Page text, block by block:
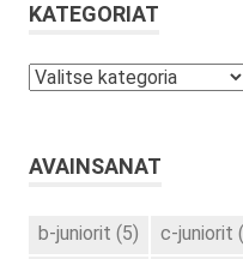
KATEGORIAT
Kategoriat
AVAINSANAT
b-juniorit (5) c-juniorit